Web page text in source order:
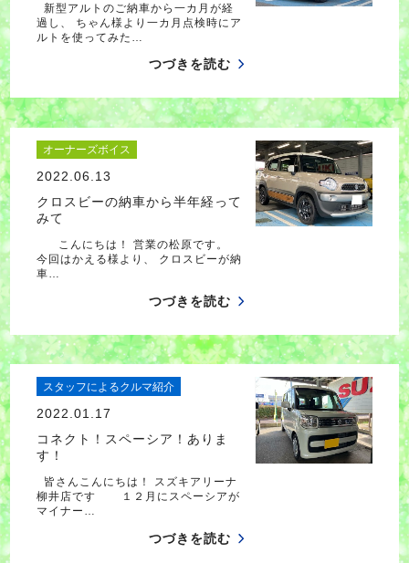
新型アルトのご納車から一カ月が経
過し、 ちゃん様より一カ月点検時にア
ルトを使ってみた…
つづきを読む
オーナーズボイス
2022.06.13
クロスビーの納車から半年経って
みて
こんにちは！ 営業の松原です。
今回はかえる様より、 クロスビーが納
車…
つづきを読む
スタッフによるクルマ紹介
2022.01.17
コネクト！スペーシア！ありま
す！
皆さんこんにちは！ スズキアリーナ
柳井店です １２月にスペーシアが
マイナー…
つづきを読む